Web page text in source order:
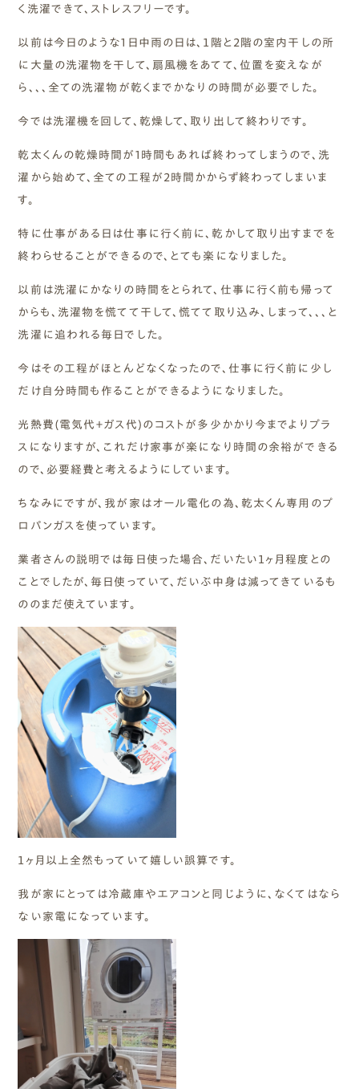
ファーストプランを試す
く洗濯できて、ストレスフリーです。
以前は今日のような1日中雨の日は、１階と2階の室内干しの所
に大量の洗濯物を干して、扇風機をあてて、位置を変えなが
ら、、、全ての洗濯物が乾くまでかなりの時間が必要でした。
今では洗濯機を回して、乾燥して、取り出して終わりです。
乾太くんの乾燥時間が1時間もあれば終わってしまうので、洗
濯から始めて、全ての工程が2時間かからず終わってしまいま
す。
特に仕事がある日は仕事に行く前に、乾かして取り出すまでを
終わらせることができるので、とても楽になりました。
以前は洗濯にかなりの時間をとられて、仕事に行く前も帰って
からも、洗濯物を慌てて干して、慌てて取り込み、しまって、、、と
洗濯に追われる毎日でした。
今はその工程がほとんどなくなったので、仕事に行く前に少し
だけ自分時間も作ることができるようになりました。
光熱費(電気代＋ガス代)のコストが多少かかり今までよりプラ
スになりますが、これだけ家事が楽になり時間の余裕ができる
ので、必要経費と考えるようにしています。
ちなみにですが、我が家はオール電化の為、乾太くん専用のプ
ロパンガスを使っています。
業者さんの説明では毎日使った場合、だいたい１ヶ月程度との
ことでしたが、毎日使っていて、だいぶ中身は減ってきているも
ののまだ使えています。
１ヶ月以上全然もっていて嬉しい誤算です。
我が家にとっては冷蔵庫やエアコンと同じように、なくてはなら
ない家電になっています。